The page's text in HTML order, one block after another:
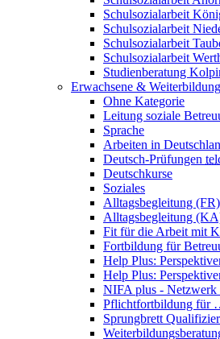
Schulsozialarbeit
Schulsozialarbeit
Schulsozialarbeit
Schulsozialarbeit
Studienberatung
Erwachsene & Weiterbildung
Ohne Kategorie
Leitung soziale
Sprache
Arbeiten in
Deutsch-Prüfungen
Deutschkurse
Soziales
Alltagsbegleitung (FR)
Alltagsbegleitung
Fit für die Arbeit mit
Fortbildung für
Help Plus:
Help Plus:
NIFA plus -
Pflichtfortbildung für
Sprungbrett